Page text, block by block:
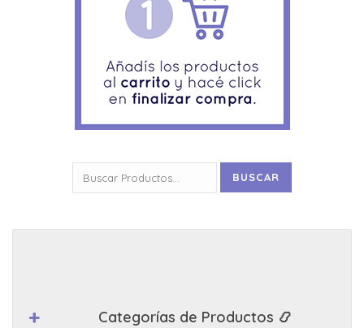
por:
BUSCAR
Categorías de Productos 📿